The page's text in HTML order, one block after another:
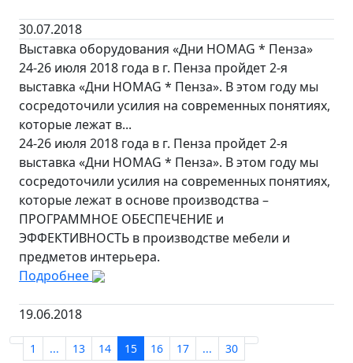
30.07.2018
Выставка оборудования «Дни HOMAG * Пенза»
24-26 июля 2018 года в г. Пенза пройдет 2-я
выставка «Дни HOMAG * Пенза». В этом году мы
сосредоточили усилия на современных понятиях,
которые лежат в...
24-26 июля 2018 года в г. Пенза пройдет 2-я
выставка «Дни HOMAG * Пенза». В этом году мы
сосредоточили усилия на современных понятиях,
которые лежат в основе производства –
ПРОГРАММНОЕ ОБЕСПЕЧЕНИЕ и
ЭФФЕКТИВНОСТЬ в производстве мебели и
предметов интерьера.
Подробнее
19.06.2018
1 ... 13 14 15 16 17 ... 30